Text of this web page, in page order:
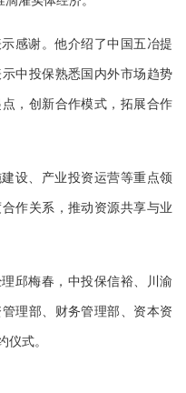
感谢。他介绍了中国五冶提
中投保熟悉国内外市场趋势
，创新合作模式，拓展合作
设、产业投资运营等重点领
作关系，推动资源共享与业
邱梅春，中投保信裕、川渝
理部、财务管理部、资本资
式。